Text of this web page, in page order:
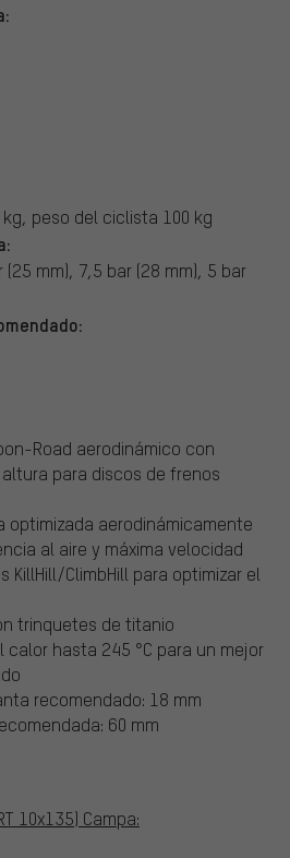
peso del ciclista 100 kg
mm), 7,5 bar (28 mm), 5 bar
Road aerodinámico con
para discos de frenos
optimizada aerodinámicamente
al aire y máxima velocidad
KillHill/ClimbHill para optimizar el
trinquetes de titanio
hasta 245 °C para un mejor
recomendado: 18 mm
60 mm
10x135) Campa: